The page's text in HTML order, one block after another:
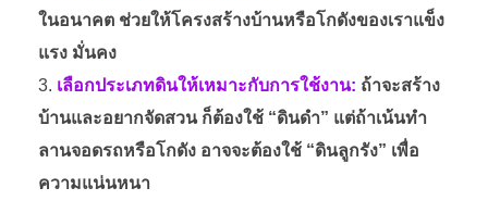
ในอนาคต ช่วยให้โครงสร้างบ้านหรือโกดังของเราแข็ง
แรง มั่นคง
เลือกประเภทดินให้เหมาะกับการใช้งาน: ถ้าจะสร้าง
บ้านและอยากจัดสวน ก็ต้องใช้ “ดินดำ” แต่ถ้าเน้นทำ
ลานจอดรถหรือโกดัง อาจจะต้องใช้ “ดินลูกรัง” เพื่อ
ความแน่นหนา